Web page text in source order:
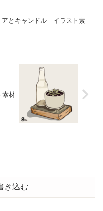
アとキャンドル｜イラスト素
素材
き込む